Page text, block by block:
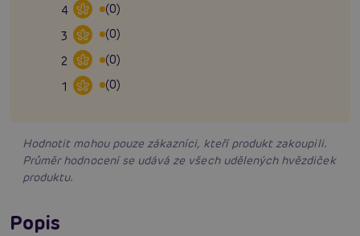
4
(0)
3
(0)
2
(0)
1
(0)
Hodnotit mohou pouze zákazníci, kteří produkt zakoupili.
Průměr hodnocení se udává ze všech udělených hvězdiček
produktu.
Popis